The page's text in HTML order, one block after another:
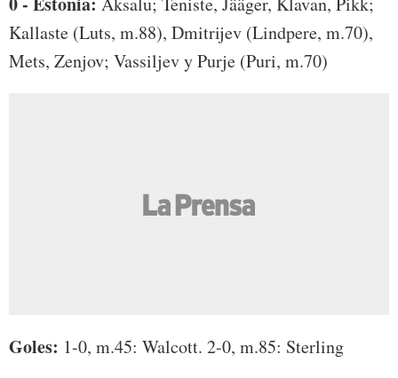
Kallaste (Luts, m.88), Dmitrijev (Lindpere, m.70),
Mets, Zenjov; Vassiljev y Purje (Puri, m.70)
Goles: 1-0, m.45: Walcott. 2-0, m.85: Sterling